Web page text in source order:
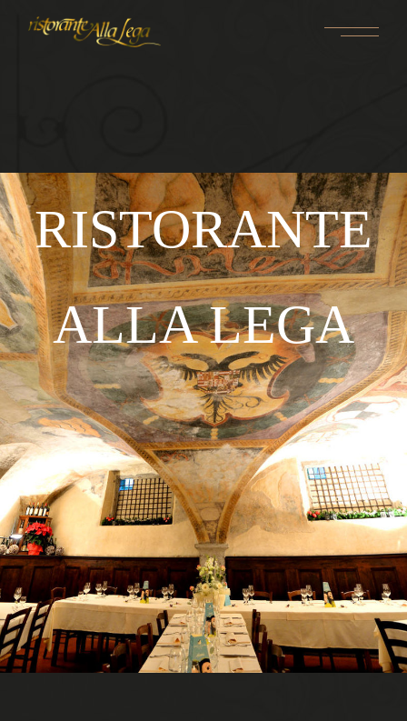
RISTORANTE
ALLA LEGA